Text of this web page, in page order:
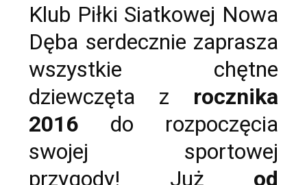
Klub Piłki Siatkowej Nowa
Dęba serdecznie zaprasza
wszystkie chętne
dziewczęta z rocznika
2016 do rozpoczęcia
swojej sportowej
przygody! Już od